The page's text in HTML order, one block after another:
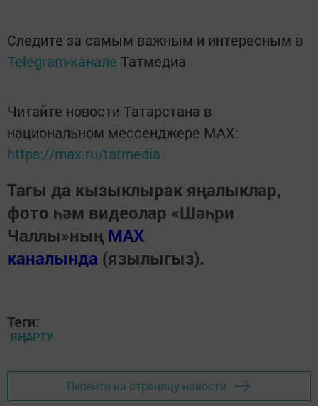
Следите за самым важным и интересным в
Telegram-канале Татмедиа
Читайте новости Татарстана в
национальном мессенджере MАХ:
https://max.ru/tatmedia
Тагы да кызыклырак яңалыклар,
фото һәм видеолар «Шәһри
Чаллы»ның MAX
каналында (язылыгыз).
Теги:
ЯҢАРТУ
Перейти на страницу новости